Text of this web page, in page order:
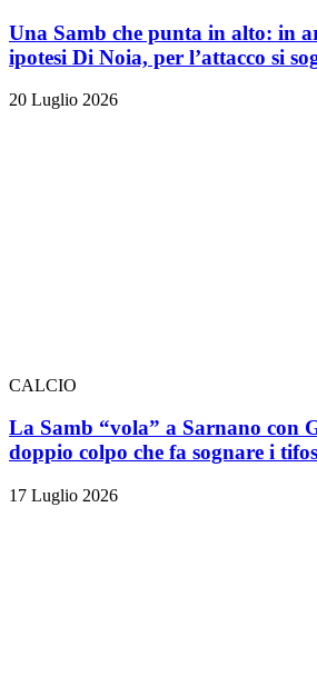
Una Samb che punta in alto: in
ipotesi Di Noia, per l’attacco si
20 Luglio 2026
CALCIO
La Samb “vola” a Sarnano con
doppio colpo che fa sognare i
17 Luglio 2026